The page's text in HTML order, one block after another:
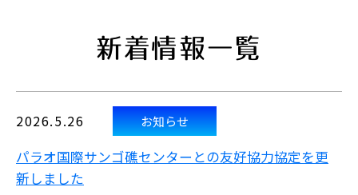
新着情報一覧
2026.5.26 お知らせ
パラオ国際サンゴ礁センターとの友好協力協定を更
新しました